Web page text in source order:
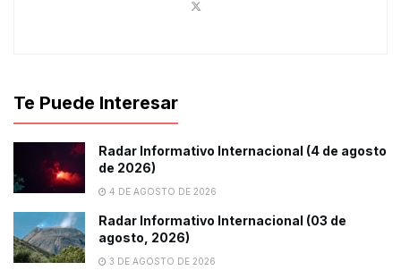
Te Puede Interesar
Radar Informativo Internacional (4 de agosto
de 2026)
4 DE AGOSTO DE 2026
Radar Informativo Internacional (03 de
agosto, 2026)
3 DE AGOSTO DE 2026